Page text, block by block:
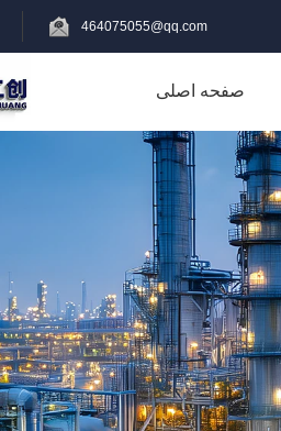
464075055@qq.com
صفحه اصلی